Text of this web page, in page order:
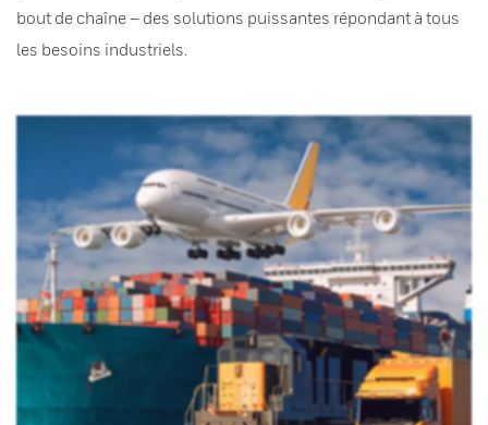
bout de chaîne – des solutions puissantes répondant à tous
les besoins industriels.